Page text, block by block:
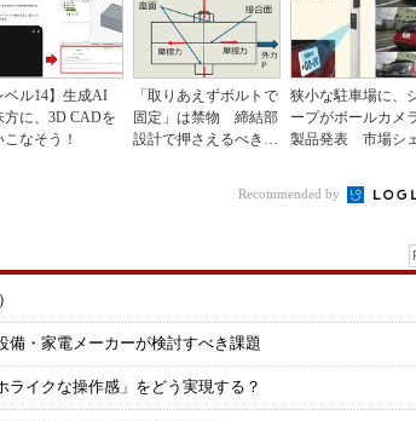
ベル14】生成AI
方に、3D CADを
こなそう！
「取りあえずボルトで
固定」は禁物 締結部
設計で押さえるべき基
狭小な駐車場に、
ープがポールカメ
製品発表 市場シ
Recommended by
備・家電メーカーが検討すべき課題
ライクな操作感」をどう実現する？